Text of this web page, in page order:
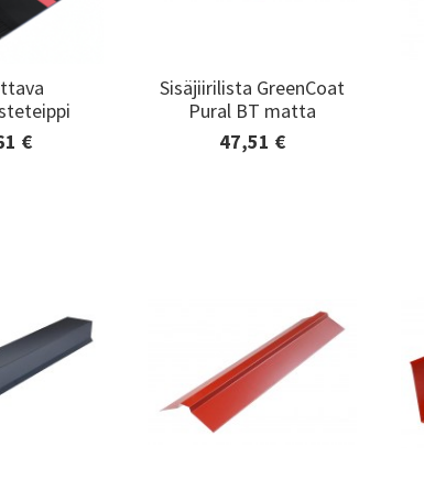
€ja
Sisäjiirilista GreenCoat
Pural BT matta
47,51 €
Sisäjiirilista GreenCoat
Pural BT matta
Lisätiedot ja